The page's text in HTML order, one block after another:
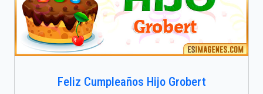
Feliz Cumpleaños Hijo Grobert